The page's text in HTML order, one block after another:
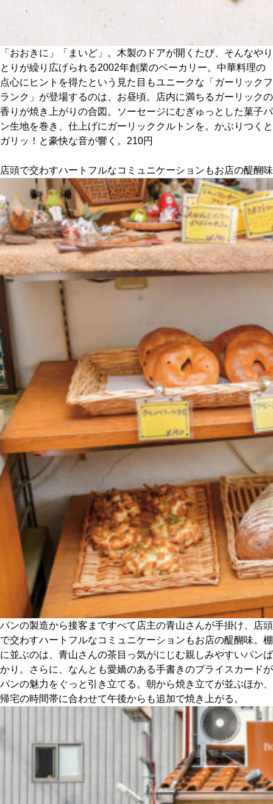
おすすめの展覧会
誠光社で選びました。
おすすめの本
紹介します。
おすすめのイベント
「おおきに」「まいど」。木製のドアが開くたび、そんなやり
とりが繰り広げられる2002年創業のベーカリー。中華料理の
点心にヒントを得たという見た目もユニークな「ガーリックフ
ランク」が登場するのは、お昼頃。店内に満ちるガーリックの
香りが焼き上がりの合図。ソーセージにむぎゅっとした菓子パ
ン生地を巻き、仕上げにガーリッククルトンを。かぶりつくと
ガリッ！と豪快な音が響く。210円
店頭で交わすハートフルなコミュニケーションもお店の醍醐味
パンの製造から接客まですべて店主の青山さんが手掛け、店頭
で交わすハートフルなコミュニケーションもお店の醍醐味。棚
に並ぶのは、青山さんの茶目っ気がにじむ親しみやすいパンば
かり。さらに、なんとも愛嬌のある手書きのプライスカードが
パンの魅力をぐっと引き立てる。朝から焼き立てが並ぶほか、
帰宅の時間帯に合わせて午後からも追加で焼き上がる。